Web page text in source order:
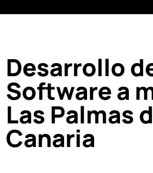
Desarrollo
Software a
Las Palmas
Canaria